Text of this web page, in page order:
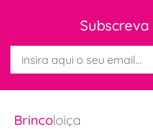
Subscreva
Brincoloiça